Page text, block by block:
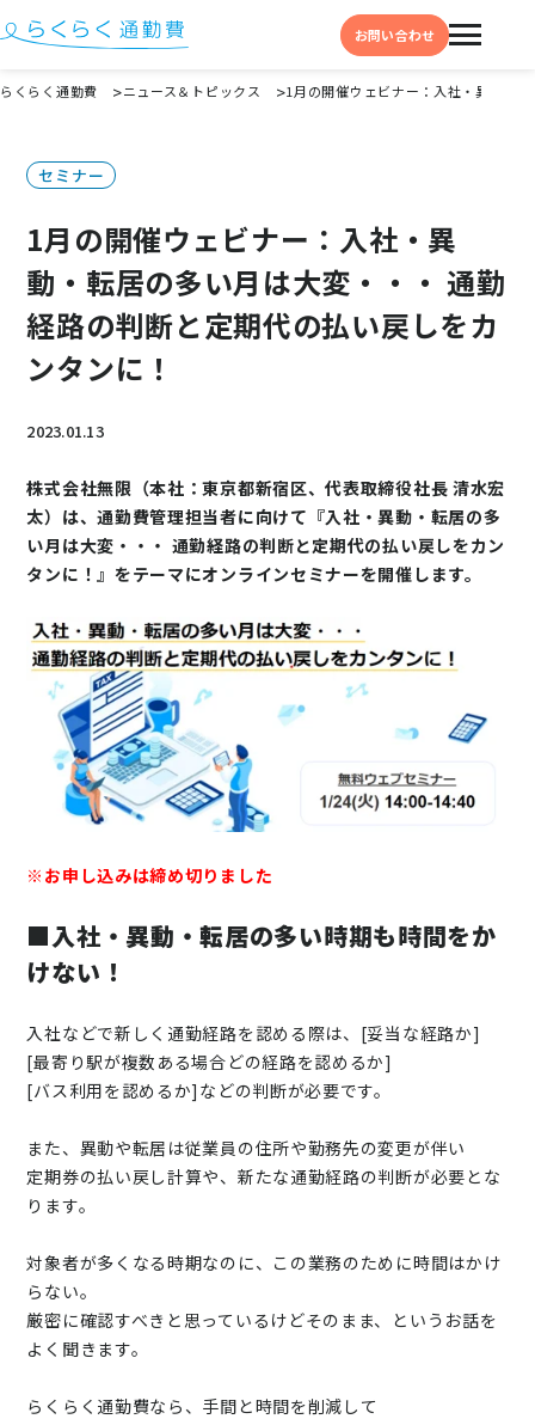
お問い合わせ
選ばれる理由
事例
料金
イベント・セミナー
お役立ち情報
お役立ちコラム
お役立ち資料
ニュース
導入効果シミュレーション
お問い合わせ 料金・概要資料をDL
らくらく通勤費 ニュース＆トピックス 1月の開催ウェビナー：入社・異動・
セミナー
1月の開催ウェビナー：入社・異
動・転居の多い月は大変・・・ 通勤
経路の判断と定期代の払い戻しをカ
ンタンに！
2023.01.13
株式会社無限（本社：東京都新宿区、代表取締役社長 清水宏
太）は、通勤費管理担当者に向けて『入社・異動・転居の多
い月は大変・・・ 通勤経路の判断と定期代の払い戻しをカン
タンに！』をテーマにオンラインセミナーを開催します。
※お申し込みは締め切りました
■入社・異動・転居の多い時期も時間をか
けない！
入社などで新しく通勤経路を認める際は、[妥当な経路か]
[最寄り駅が複数ある場合どの経路を認めるか]
[バス利用を認めるか]などの判断が必要です。
また、異動や転居は従業員の住所や勤務先の変更が伴い
定期券の払い戻し計算や、新たな通勤経路の判断が必要とな
ります。
対象者が多くなる時期なのに、この業務のために時間はかけ
らない。
厳密に確認すべきと思っているけどそのまま、というお話を
よく聞きます。
らくらく通勤費なら、手間と時間を削減して